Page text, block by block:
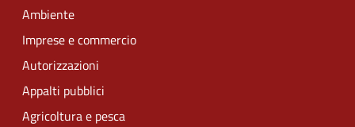
Ambiente
Imprese e commercio
Autorizzazioni
Appalti pubblici
Agricoltura e pesca